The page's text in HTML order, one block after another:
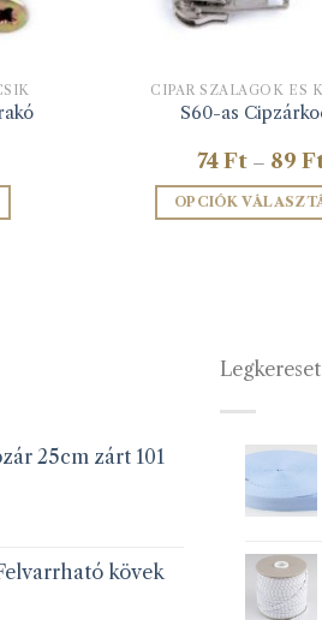
CIPÁR SZALAGOK ÉS
S60-as
74Ft – 89
OPCIÓK
van.
a
25cm zárt 101
kövek